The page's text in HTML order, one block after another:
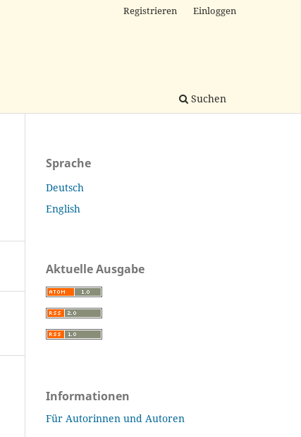
Suchen
Registrieren Einloggen
Sprache
Deutsch
English
Aktuelle Ausgabe
Informationen
Für Autorinnen und Autoren